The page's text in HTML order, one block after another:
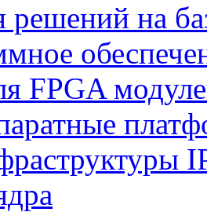
решений на
FPGA